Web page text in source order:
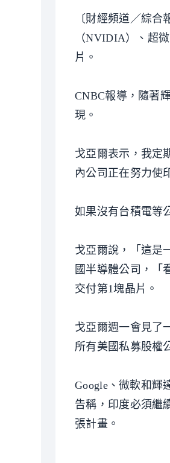
〔財經頻道／綜
（NVIDIA）、超
片。
CNBC報導，隨著
現。
戈亞爾表示，我定
內公司正在努力使
如果沒有台積電等
戈亞爾說，「這是
國半導體公司，「
交付第1塊晶片。
戈亞爾週一會見了
所有美國私募股權
Google、微軟和輝
告稱，印度必須繼
張計畫。